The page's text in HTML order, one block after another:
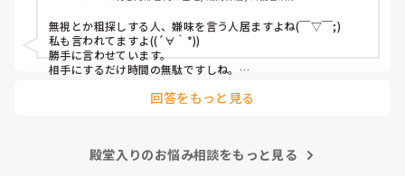
しも未だに無し。同じ職場で働く仲間なので打ち解けなけれ
ばならないと思っていますが無視されて陰口叩かれているの
分かっているのにこれ以上何を私はすればいいですか。辞め
たいです、でもここで辞めるのも癪です。しっぽ巻いて逃げ
話をしない。話かけれる雰囲気でもない。上司も知ってか知
無視とか粗探しする人、嫌味を言う人居ますよね(￣▽￣;)
私も言われてますよ((´∀｀*))
勝手に言わせています。
相手にするだけ時間の無駄ですしね。
過ごした方が得よ。転職なんていつでも出来るし辞めたい時は
回答をもっと見る
殿堂入りのお悩み相談をもっと見る